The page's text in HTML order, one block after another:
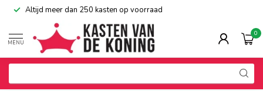
Altijd meer dan 250 kasten op voorraad
MENU
0